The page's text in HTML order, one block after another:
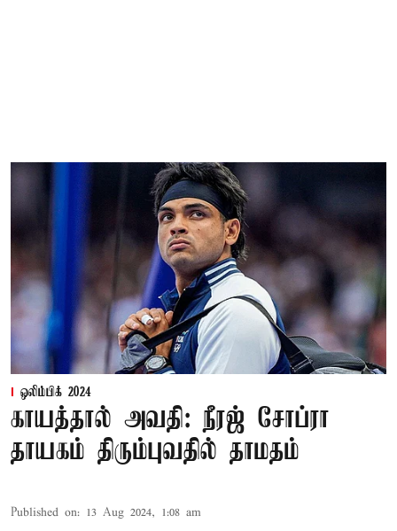
ஒலிம்பிக் 2024
காயத்தால் அவதி: நீரஜ் சோப்ரா
தாயகம் திரும்புவதில் தாமதம்
Published on: 13 Aug 2024, 1:08 am